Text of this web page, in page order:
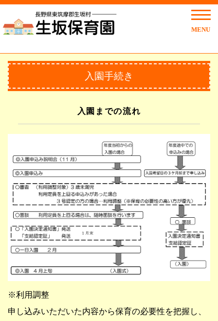
MENU
入園手続き
入園までの流れ
※利用調整
申し込みいただいた内容から保育の必要性を把握し、